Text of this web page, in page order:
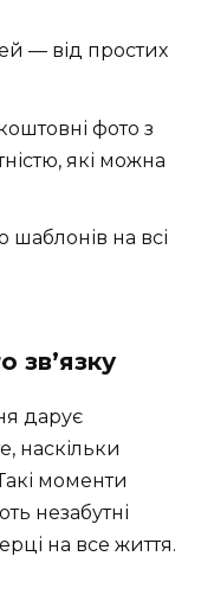
— від простих
фото з
які можна
шаблонів на всі
зв’язку
дарує
наскільки
моменти
незабутні
на все життя.